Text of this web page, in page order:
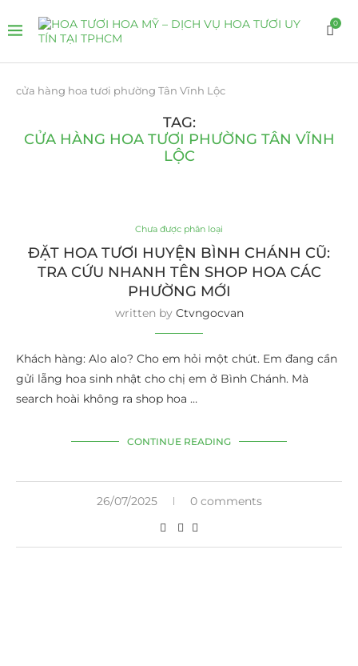
0
cửa hàng hoa tươi phường Tân Vĩnh Lộc
TAG:
CỬA HÀNG HOA TƯƠI PHƯỜNG TÂN VĨNH
LỘC
Chưa được phân loại
ĐẶT HOA TƯƠI HUYỆN BÌNH CHÁNH CŨ:
TRA CỨU NHANH TÊN SHOP HOA CÁC
PHƯỜNG MỚI
written by Ctvngocvan
Khách hàng: Alo alo? Cho em hỏi một chút. Em đang cần
gửi lẵng hoa sinh nhật cho chị em ở Bình Chánh. Mà
search hoài không ra shop hoa …
CONTINUE READING
26/07/2025 0 comments